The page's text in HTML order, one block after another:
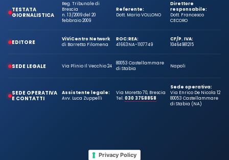
TESTATA
GIORNALISTICA
Reg. Tribunale di
Brescia
n. 13/2009 del 20
febbraio 2009
Referente:
Dott. Mario VOLLONO
Direttore
responsabile:
Dott. Francesco
CECORO
EDITORE
ViViCentro Network
di Barretta Filomena
ROC:
41663
REA:
NA-1107749
CF/P. IVA:
10464981215
SEDE LEGALE Via Plinio Il Vecchio 24
80053 Castellammare
di Stabia
Napoli
SEDE OPERATIVA
E CONTATTI
Assistente legale:
Avv. Luca Zuppelli
Via Moretto 70, Brescia
Tel.030 3758858
Sede operativa:
Via Enrico De Nicola 12
80053 Castellammare
di Stabia (NA)
Privacy Policy